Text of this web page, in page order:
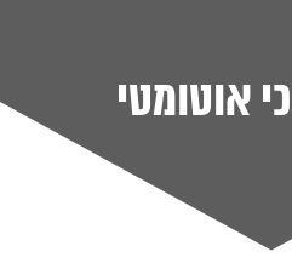
אוטומטי